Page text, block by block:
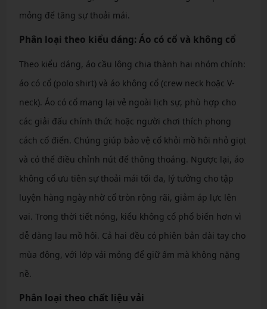
mỏng để tăng sự thoải mái.
Phân loại theo kiểu dáng: Áo có cổ và không cổ
Theo kiểu dáng, áo cầu lông chia thành hai nhóm chính:
áo có cổ (polo shirt) và áo không cổ (crew neck hoặc V-
neck). Áo có cổ mang lại vẻ ngoài lịch sự, phù hợp cho
các giải đấu chính thức hoặc người chơi thích phong
cách cổ điển. Chúng giúp bảo vệ cổ khỏi mồ hôi nhỏ giọt
và có thể điều chỉnh nút để thông thoáng. Ngược lại, áo
không cổ ưu tiên sự thoải mái tối đa, lý tưởng cho tập
luyện hàng ngày nhờ cổ tròn rộng rãi, giảm áp lực lên
vai. Trong thời tiết nóng, kiểu không cổ phổ biến hơn vì
dễ dàng lau mồ hôi. Cả hai đều có phiên bản dài tay cho
mùa đông, với lớp vải mỏng để giữ ấm mà không nặng
nề.
Phân loại theo chất liệu vải